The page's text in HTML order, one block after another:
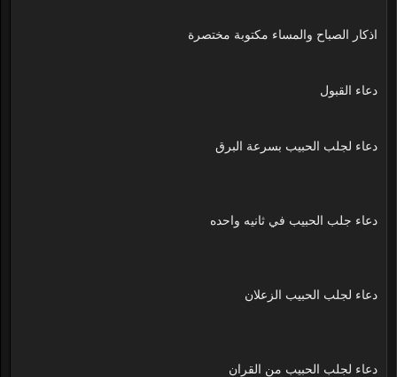
اذكار الصباح والمساء مكتوبة مختصرة
دعاء القبول
دعاء لجلب الحبيب بسرعة البرق
دعاء جلب الحبيب في ثانيه واحده
دعاء لجلب الحبيب الزعلان
دعاء لجلب الحبيب من القران